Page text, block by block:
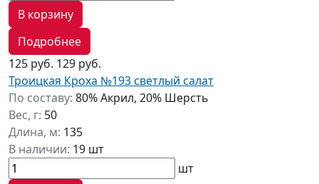
В корзину
Подробнее
125 руб. 129 руб.
Троицкая Кроха №193 светлый салат
По составу: 80% Акрил, 20% Шерсть
Вес, г: 50
Длина, м: 135
В наличии: 19 шт
шт